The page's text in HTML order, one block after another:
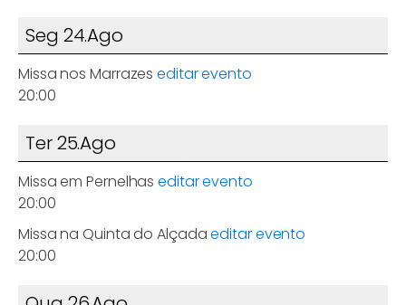
Seg 24.Ago
Missa nos Marrazes editar evento
20:00
Ter 25.Ago
Missa em Pernelhas editar evento
20:00
Missa na Quinta do Alçadaeditar evento
20:00